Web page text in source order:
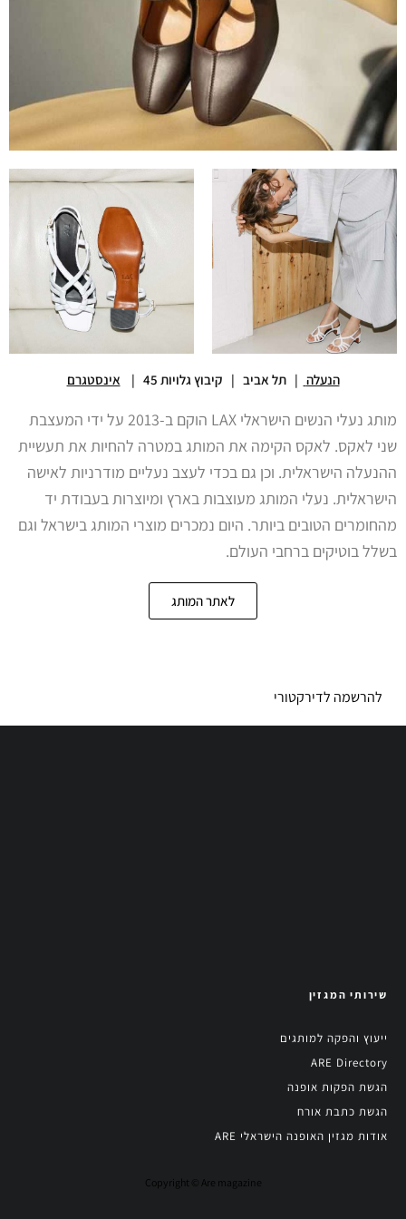
הנעלה | תל אביב | קיבוץ גלויות 45 | אינסטגרם
מותג נעלי הנשים הישראלי LAX הוקם ב-2013 על ידי המעצבת
שני לאקס. לאקס הקימה את המותג במטרה להחיות את תעשיית
ההנעלה הישראלית. וכן גם בכדי לעצב נעליים מודרניות לאישה
הישראלית. נעלי המותג מעוצבות בארץ ומיוצרות בעבודת יד
מהחומרים הטובים ביותר. היום נמכרים מוצרי המותג בישראל וגם
בשלל בוטיקים ברחבי העולם.
לאתר המותג
להרשמה לדירקטורי
שירותי המגזין
ייעוץ והפקה למותגים
ARE Directory
הגשת הפקות אופנה
הגשת כתבת אורח
אודות מגזין האופנה הישראלי ARE
Copyright © Are magazine